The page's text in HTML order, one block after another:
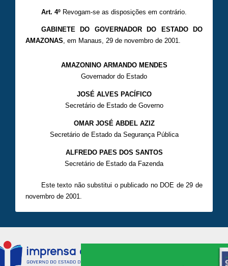
Art. 4ºRevogam-se as disposições em contrário.
GABINETE DO GOVERNADOR DO ESTADO DO
AMAZONAS, em Manaus, 29 de novembro de 2001.
AMAZONINO ARMANDO MENDES
Governador do Estado
JOSÉ ALVES PACÍFICO
Secretário de Estado de Governo
OMAR JOSÉ ABDEL AZIZ
Secretário de Estado da Segurança Pública
ALFREDO PAES DOS SANTOS
Secretário de Estado da Fazenda
Este texto não substitui o publicado no DOE de 29 de
novembro de 2001.